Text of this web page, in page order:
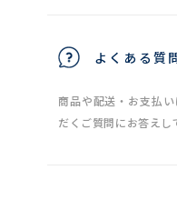
よくある質
商品や配送・お支払
だくご質問にお答えし